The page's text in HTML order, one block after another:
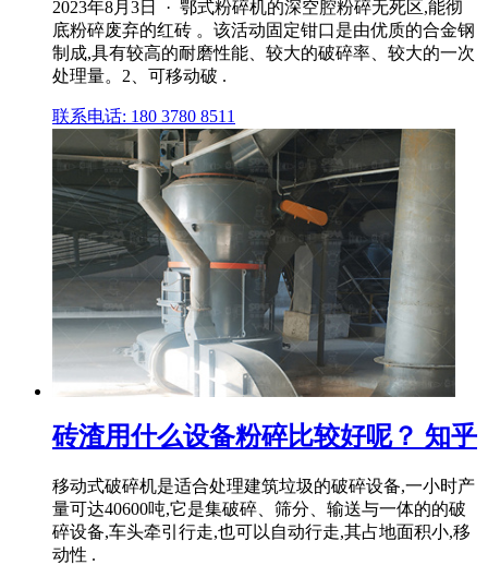
2023年8月3日 · 鄂式粉碎机的深空腔粉碎无死区,能彻
底粉碎废弃的红砖 。该活动固定钳口是由优质的合金钢
制成,具有较高的耐磨性能、较大的破碎率、较大的一次
处理量。2、可移动破 .
联系电话: 180 3780 8511
砖渣用什么设备粉碎比较好呢？ 知乎
移动式破碎机是适合处理建筑垃圾的破碎设备,一小时产
量可达40600吨,它是集破碎、筛分、输送与一体的的破
碎设备,车头牵引行走,也可以自动行走,其占地面积小,移
动性 .